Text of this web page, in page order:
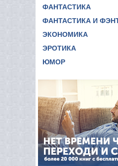
ФАНТАСТИКА
ФАНТАСТИКА И
ЭКОНОМИКА
ЭРОТИКА
ЮМОР